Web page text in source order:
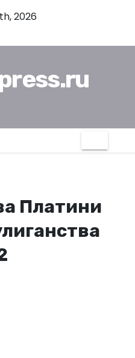
2026
Платини